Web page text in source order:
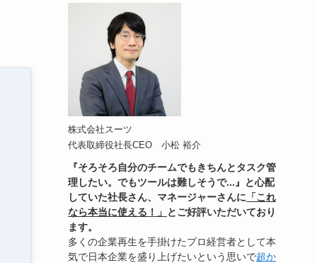
株式会社スーツ
代表取締役社長CEO 小松 裕介
『そろそろ自分のチームでもきちんとタスク管
理したい。でもツールは難しそうで...』と心配
していた社長さん、マネージャーさんに 「これ
なら本当に使える！」 とご好評いただいており
ます。
多くの企業再生を手掛けたプロ経営者として本
気で日本企業を盛り上げたいという思いで超か